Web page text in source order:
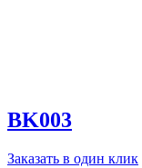
BK003
Заказать в один клик